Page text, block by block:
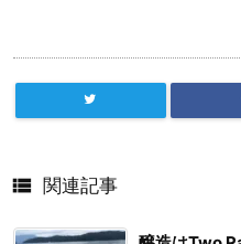
 関連記事